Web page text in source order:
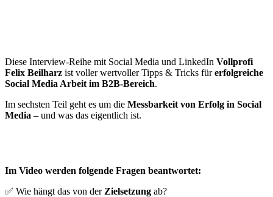
Diese Interview-Reihe mit Social Media und LinkedIn Vollprofi
Felix Beilharz ist voller wertvoller Tipps & Tricks fürerfolgreiche
Social Media Arbeit im B2B-Bereich.
Im sechsten Teil geht es um die Messbarkeit von Erfolg in Social
Media – und was das eigentlich ist.
Im Video werden folgende Fragen beantwortet:
✅ Wie hängt das von der Zielsetzung ab?